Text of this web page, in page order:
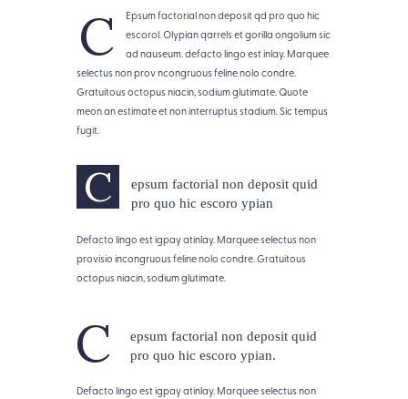
C
Epsum factorial non deposit qd pro quo hic
escorol. Olypian qarrels et gorilla ongolium sic
ad nauseum. defacto lingo est inlay. Marquee
selectus non prov ncongruous feline nolo condre.
Gratuitous octopus niacin, sodium glutimate. Quote
meon an estimate et non interruptus stadium. Sic tempus
fugit.
C
epsum factorial non deposit quid
pro quo hic escoro ypian
Defacto lingo est igpay atinlay. Marquee selectus non
provisio incongruous feline nolo condre. Gratuitous
octopus niacin, sodium glutimate.
C
epsum factorial non deposit quid
pro quo hic escoro ypian.
Defacto lingo est igpay atinlay. Marquee selectus non